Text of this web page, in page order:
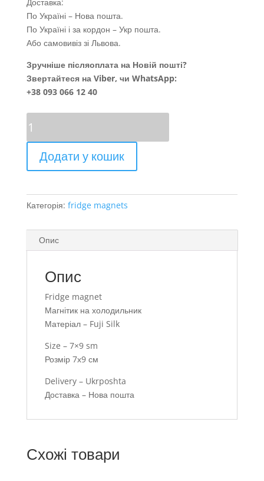
По Україні – Нова пошта.
По Україні і за кордон – Укр пошта.
Або самовивіз зі Львова.
Зручніше післяоплата на Новій пошті?
Звертайтеся на Viber, чи WhatsApp:
+38 093 066 12 40
кількість
Додати у кошик
Категорія: fridge magnets
Опис
Опис
Fridge magnet
Магнітик на холодильник
Матеріал – Fuji Silk
Size – 7×9 sm
Розмір 7х9 см
Delivery – Ukrposhta
Доставка – Нова пошта
Схожі товари